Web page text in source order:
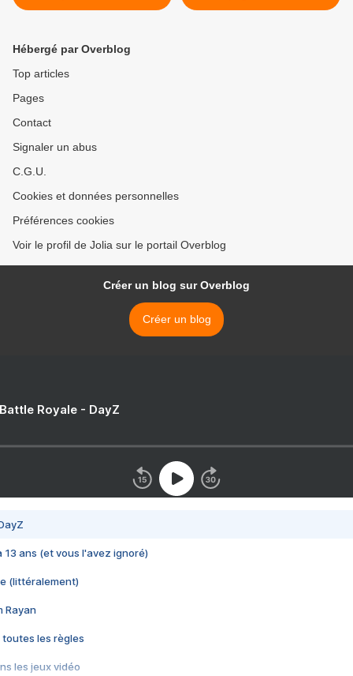
Hébergé par Overblog
Top articles
Pages
Contact
Signaler un abus
C.G.U.
Cookies et données personnelles
Préférences cookies
Voir le profil de Jolia sur le portail Overblog
Créer un blog sur Overblog
Créer un blog
Royale - DayZ
13 ans (et vous l'avez ignoré)
(littéralement)
Rayan
toutes les règles
les jeux vidéo